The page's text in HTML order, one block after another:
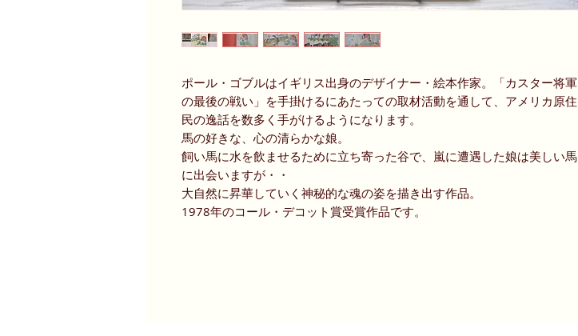
ポール・ゴブルはイギリス出身のデザイナー・絵本作家。「カスター将軍
の最後の戦い」を手掛けるにあたっての取材活動を通して、アメリカ原住
民の逸話を数多く手がけるようになります。
馬の好きな、心の清らかな娘。
飼い馬に水を飲ませるために立ち寄った谷で、嵐に遭遇した娘は美しい馬
に出会いますが・・
大自然に昇華していく神秘的な魂の姿を描き出す作品。
1978年のコール・デコット賞受賞作品です。